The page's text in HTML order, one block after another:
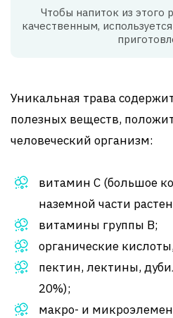
Чтобы напиток из этого
качественным,
Уникальная трава
полезных веществ,
человеческий организм:
витамин С (большое
наземной части
витамины группы В;
органические
пектин, лектины,
20%);
макро- и